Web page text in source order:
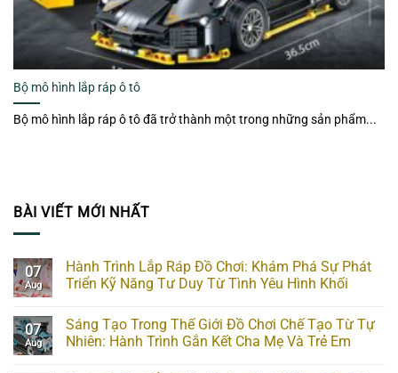
Bộ mô hình lắp ráp ô tô
Bộ mô hình lắp ráp ô tô đã trở thành một trong những sản phẩm...
BÀI VIẾT MỚI NHẤT
07
Aug
Hành Trình Lắp Ráp Đồ Chơi: Khám Phá Sự Phát
Triển Kỹ Năng Tư Duy Từ Tình Yêu Hình Khối
07
Aug
Sáng Tạo Trong Thế Giới Đồ Chơi Chế Tạo Từ Tự
Nhiên: Hành Trình Gắn Kết Cha Mẹ Và Trẻ Em